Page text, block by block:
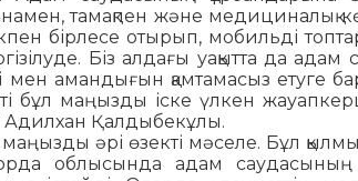
тамақпен және медициналық
бірлесе отырып, мобильді
Біз алдағы уақытта да адам
мен амандығын қамтамасыз етуге
маңызды іске үлкен
Адилхан Қалдыбекұлы.
маңызды әрі өзекті мәселе. Бұл
облысында адам саудасының